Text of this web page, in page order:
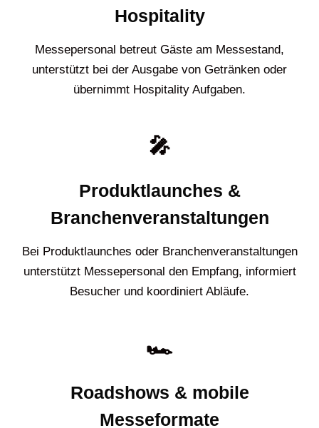
Hospitality
Messepersonal betreut Gäste am Messestand,
unterstützt bei der Ausgabe von Getränken oder
übernimmt Hospitality Aufgaben.
🎤
Produktlaunches &
Branchenveranstaltungen
Bei Produktlaunches oder Branchenveranstaltungen
unterstützt Messepersonal den Empfang, informiert
Besucher und koordiniert Abläufe.
🏎️
Roadshows & mobile
Messeformate